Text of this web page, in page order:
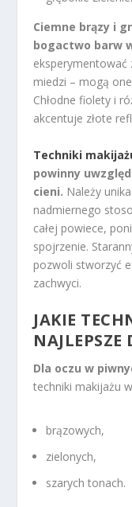
Ciemne brązy i
bogactwo barw
eksperymentować
miedzi – mogą
Chłodne fiolety i
akcentuje złote
Techniki
powinny
cieni. Należy
nadmiernego
całej powiece,
spojrzenie.
pozwoli stworzyć
zachwyci.
JAKIE
Dla oczu w
techniki makijażu
brązowych,
zielonych,
szarych tonach.